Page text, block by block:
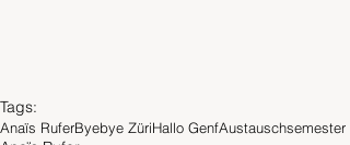
Tags:
Anaïs RuferByebye ZüriHallo GenfAustauschsemester